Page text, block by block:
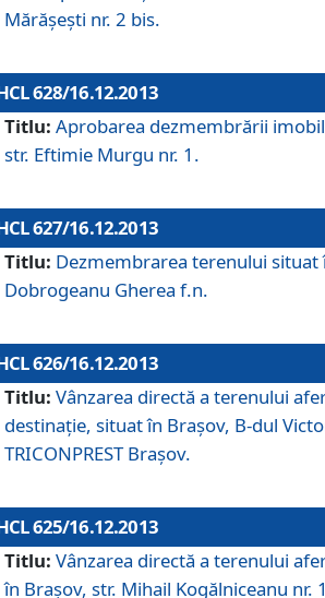
Mărăşeşti nr. 2 bis.
628/16.12.2013
Titlu: Aprobarea dezmembrării
str. Eftimie Murgu nr. 1.
627/16.12.2013
Titlu: Dezmembrarea terenului situat
Dobrogeanu Gherea f.n.
626/16.12.2013
Titlu: Vânzarea directă a terenului
destinaţie, situat în Braşov, B-dul
TRICONPREST Braşov.
625/16.12.2013
Titlu: Vânzarea directă a terenului
în Braşov, str. Mihail Kogălniceanu nr.